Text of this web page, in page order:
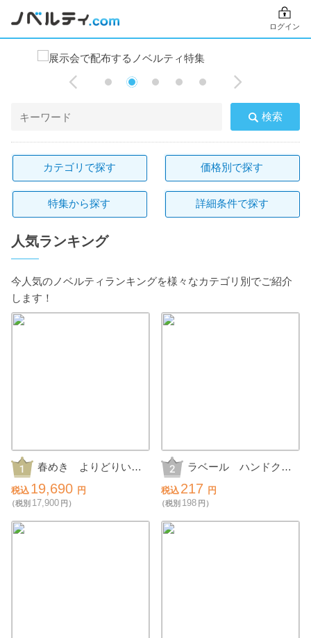
ログイン
検索
カテゴリで探す 価格別で探す
特集から探す 詳細条件で探す
人気ランキング
今人気のノベルティランキングを様々なカテゴリ別でご紹介
します！
春めき よりどりいち
ごの抽選会30人用
税込 19,690 円
（税別 17,900 円）
ラベール ハンドクリ
ームギフト
税込 217 円
（税別 198 円）